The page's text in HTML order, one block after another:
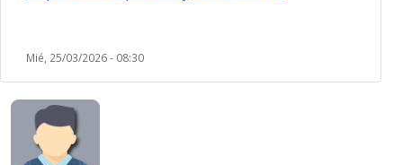
Mié, 25/03/2026 - 08:30